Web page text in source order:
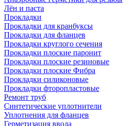
Лён и паста
Прокладки
Прокладки для кранбуксы
Прокладки для фланцев
Прокладки круглого сечения
Прокладки плоские паронит
Прокладки плоские резиновые
Прокладки плоские Фибра
Прокладки силиконовые
Прокладки фторопластовые
Ремонт труб
Синтетические уплотнители
Уплотнения для фланцев
Герметизация ввода